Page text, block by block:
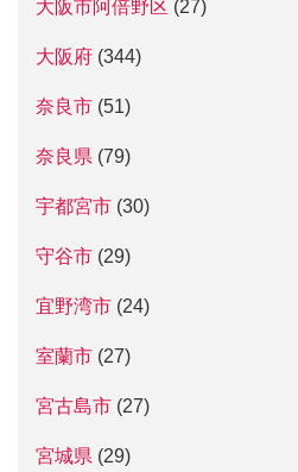
大阪市阿倍野区 (27)
大阪府 (344)
奈良市 (51)
奈良県 (79)
宇都宮市 (30)
守谷市 (29)
宜野湾市 (24)
室蘭市 (27)
宮古島市 (27)
宮城県 (29)